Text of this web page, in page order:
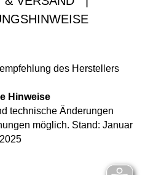
des Herstellers
Hinweise
technische Änderungen
möglich. Stand: Januar
2025